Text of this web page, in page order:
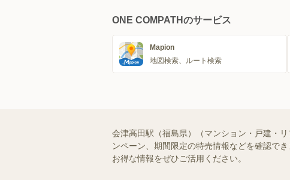
ONE COMPATHのサービス
Mapion
地図検索、ルート検索
会津高田駅（福島県）（マンション・戸建・
ンペーン、期間限定の特売情報などを確認で
お得な情報をぜひご活用ください。